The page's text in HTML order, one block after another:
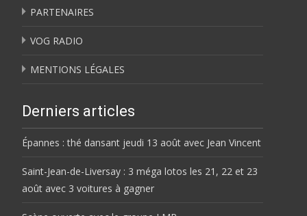
PARTENAIRES
VOG RADIO
MENTIONS LÉGALES
Derniers articles
Épannes : thé dansant jeudi 13 août avec Jean Vincent
Saint-Jean-de-Liversay : 3 méga lotos les 21, 22 et 23
août avec 3 voitures à gagner